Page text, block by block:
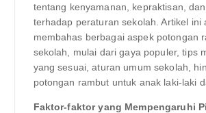
tentang kenyamanan, kepraktisan,
terhadap peraturan sekolah. Artikel ini
membahas berbagai aspek potongan
sekolah, mulai dari gaya populer, tips
yang sesuai, aturan umum sekolah,
potongan rambut untuk anak laki-laki
Faktor-faktor yang Mempengaruhi